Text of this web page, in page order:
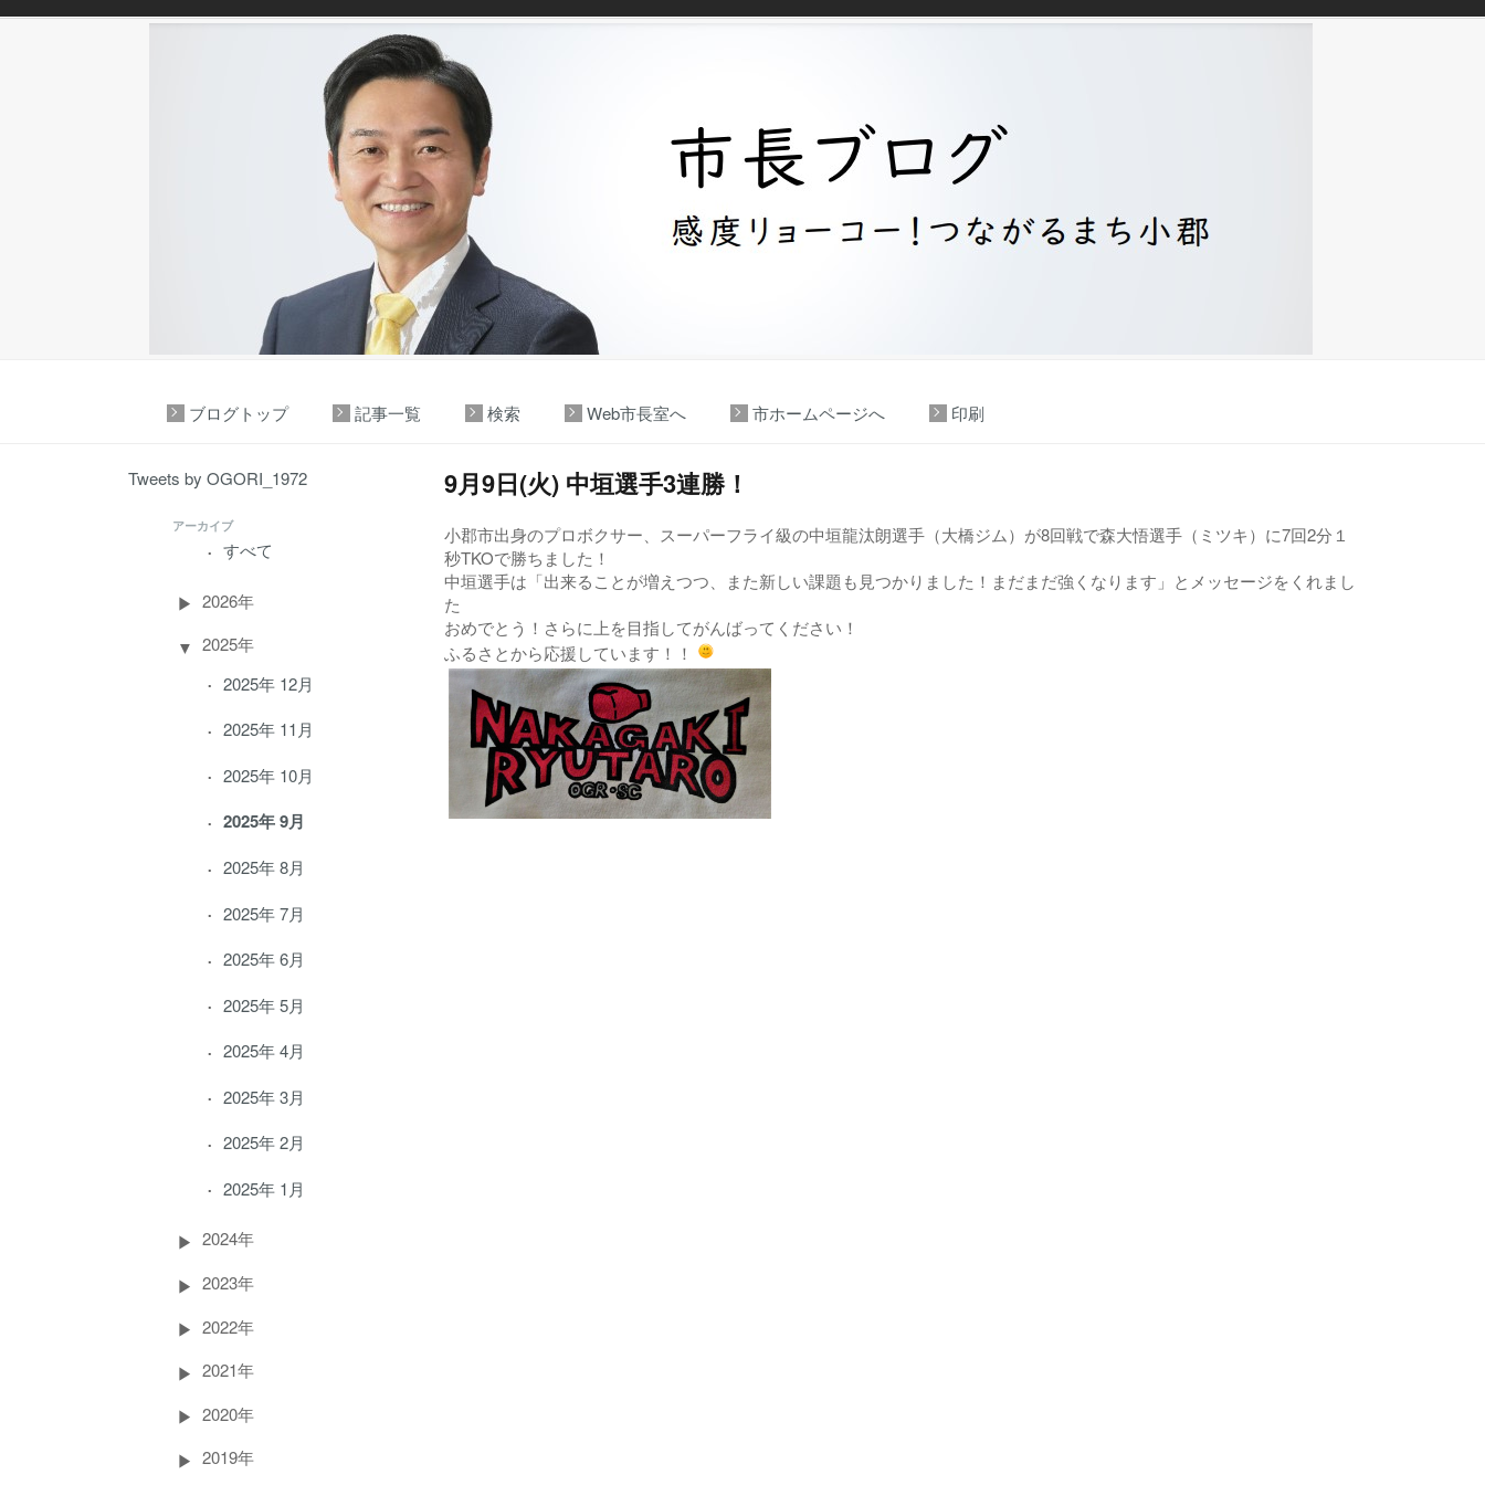
ブログトップ 記事一覧 検索 Web市長室へ 市ホームページへ 印刷
Tweets by OGORI_1972
アーカイブ
すべて
2026年
2025年
2025年 12月
2025年 11月
2025年 10月
2025年 9月
2025年 8月
2025年 7月
2025年 6月
2025年 5月
2025年 4月
2025年 3月
2025年 2月
2025年 1月
2024年
2023年
2022年
2021年
2020年
2019年
9月9日(火) 中垣選手3連勝！
小郡市出身のプロボクサー、スーパーフライ級の中垣龍汰朗選手（大橋ジム）が8回戦で森大悟選手（ミツキ）に7回2分１
秒TKOで勝ちました！
中垣選手は「出来ることが増えつつ、また新しい課題も見つかりました！まだまだ強くなります」とメッセージをくれまし
た
おめでとう！さらに上を目指してがんばってください！
ふるさとから応援しています！！